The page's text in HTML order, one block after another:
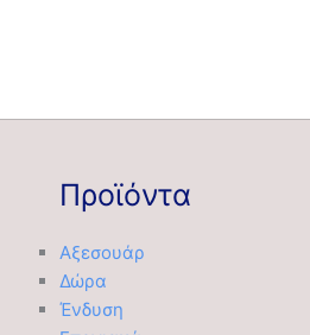
Προϊόντα
Αξεσουάρ
Δώρα
Ένδυση